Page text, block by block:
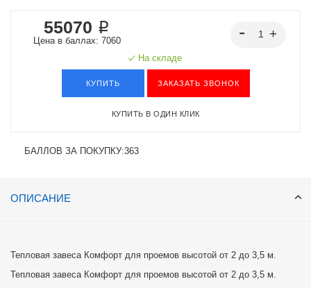
55070 ₽
Цена в баллах: 7060
На складе
КУПИТЬ ЗАКАЗАТЬ ЗВОНОК
КУПИТЬ В ОДИН КЛИК
БАЛЛОВ ЗА ПОКУПКУ:363
ОПИСАНИЕ
Тепловая завеса Комфорт для проемов высотой от 2 до 3,5 м.
Тепловая завеса Комфорт для проемов высотой от 2 до 3,5 м.